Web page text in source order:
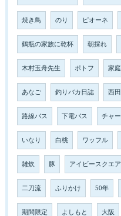
焼き鳥 のり ピオーネ
鶴瓶の家族に乾杯 朝採れ
木村玉舟先生 ポトフ 家
あなご 釣りバカ日誌 西
路線バス 下電バス チャ
いなり 白桃 ワッフル
雑炊 豚 アイビースクエア
二刀流 ふりかけ 50年
期間限定 よしもと 大阪